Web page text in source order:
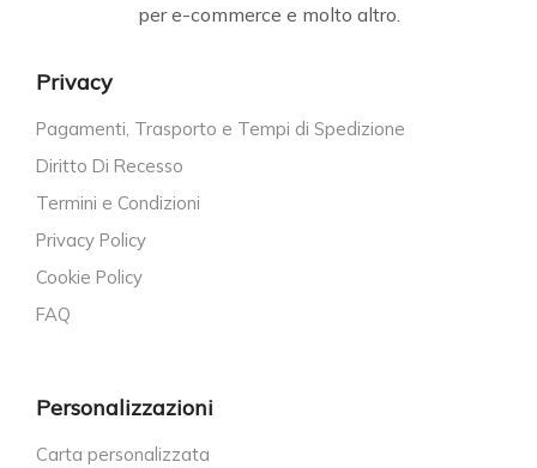
per e-commerce e molto altro.
Privacy
Pagamenti, Trasporto e Tempi di Spedizione
Diritto Di Recesso
Termini e Condizioni
Privacy Policy
Cookie Policy
FAQ
Personalizzazioni
Carta personalizzata